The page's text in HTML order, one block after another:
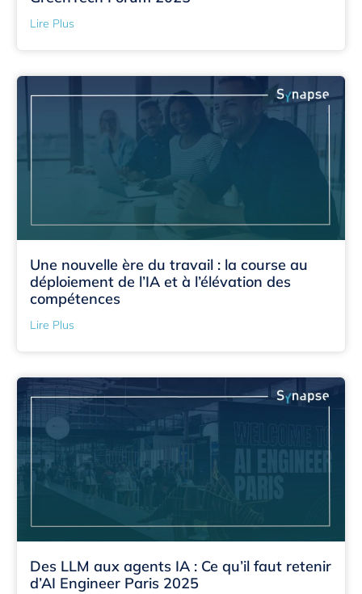
Lire Plus
Une nouvelle ère du travail : la course au
déploiement de l’IA et à l’élévation des
compétences
Lire Plus
Des LLM aux agents IA : Ce qu’il faut retenir
d’AI Engineer Paris 2025